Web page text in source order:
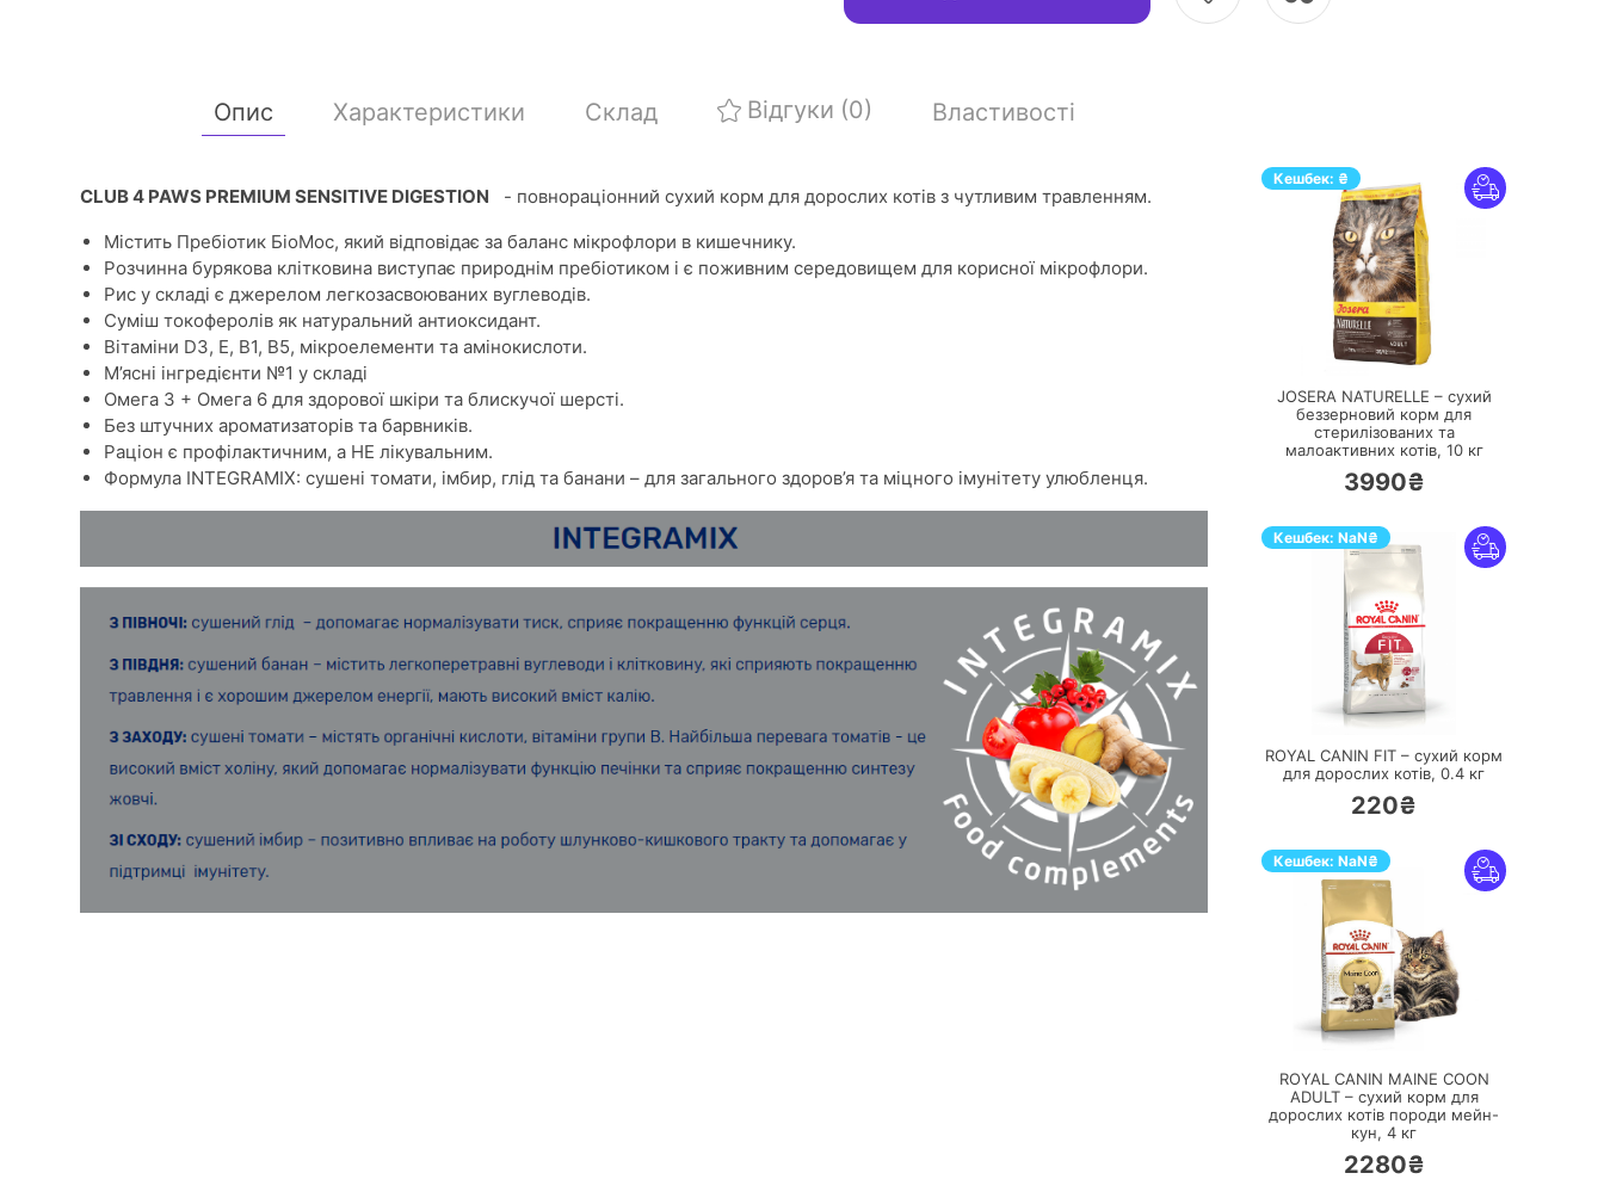
Опис Характеристики Склад Відгуки (0) Властивості
CLUB 4 PAWS PREMIUM SENSITIVE DIGESTION - повнораціонний сухий корм для дорослих котів з чутливим травленням.
Містить Пребіотик БіоМос, який відповідає за баланс мікрофлори в кишечнику.
Розчинна бурякова клітковина виступає природнім пребіотиком і є поживним середовищем для корисної мікрофлори.
Рис у складі є джерелом легкозасвоюваних вуглеводів.
Суміш токоферолів як натуральний антиоксидант.
Вітаміни D3, E, B1, B5, мікроелементи та амінокислоти.
М’ясні інгредієнти №1 у складі
Омега 3 + Омега 6 для здорової шкіри та блискучої шерсті.
Без штучних ароматизаторів та барвників.
Раціон є профілактичним, а НЕ лікувальним.
Формула ІNTEGRAMIX: сушені томати, імбир, глід та банани – для загального здоров’я та міцного імунітету улюбленця.
Кешбек: ₴
ПЕРЕЙТИ
JOSERA NATURELLE – сухий
беззерновий корм для
стерилізованих та
малоактивних котів, 10 кг
3990₴
Кешбек: NaN₴
ПЕРЕЙТИ
ROYAL CANIN FIT – сухий корм
для дорослих котів, 0.4 кг
220₴
Кешбек: NaN₴
ПЕРЕЙТИ
ROYAL CANIN MAINE COON
ADULT – сухий корм для
дорослих котів породи мейн-
кун, 4 кг
2280₴